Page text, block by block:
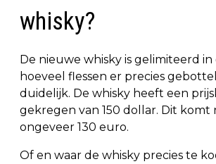
whisky?
De nieuwe whisky is gelimiteerd in
hoeveel flessen er precies
duidelijk. De whisky heeft een
gekregen van 150 dollar. Dit komt
ongeveer 130 euro.
Of en waar de whisky precies te